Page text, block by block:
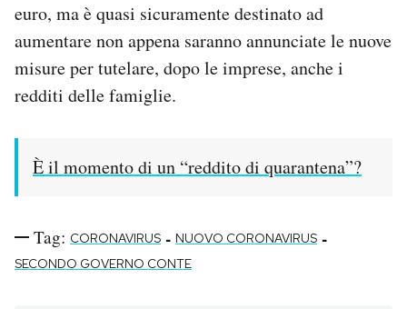
euro, ma è quasi sicuramente destinato ad
aumentare non appena saranno annunciate le nuove
misure per tutelare, dopo le imprese, anche i
redditi delle famiglie.
È il momento di un “reddito di quarantena”?
Tag: CORONAVIRUS - NUOVO CORONAVIRUS -
SECONDO GOVERNO CONTE